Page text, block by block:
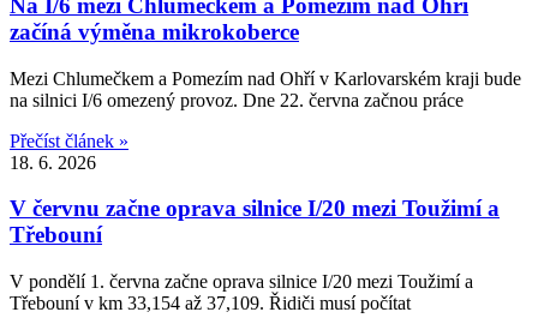
Na I/6 mezi Chlumečkem a Pomezím nad Ohří
začíná výměna mikrokoberce
Mezi Chlumečkem a Pomezím nad Ohří v Karlovarském kraji bude
na silnici I/6 omezený provoz. Dne 22. června začnou práce
Přečíst článek »
18. 6. 2026
V červnu začne oprava silnice I/20 mezi Toužimí a
Třebouní
V pondělí 1. června začne oprava silnice I/20 mezi Toužimí a
Třebouní v km 33,154 až 37,109. Řidiči musí počítat